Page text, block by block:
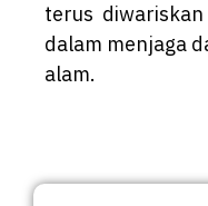
terus
dalam menjaga
alam.